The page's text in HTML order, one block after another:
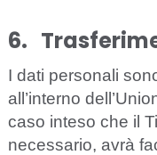
6. Trasferim
I dati persona li
a ’interno de ’U
caso inteso che il
necessario, avrà f